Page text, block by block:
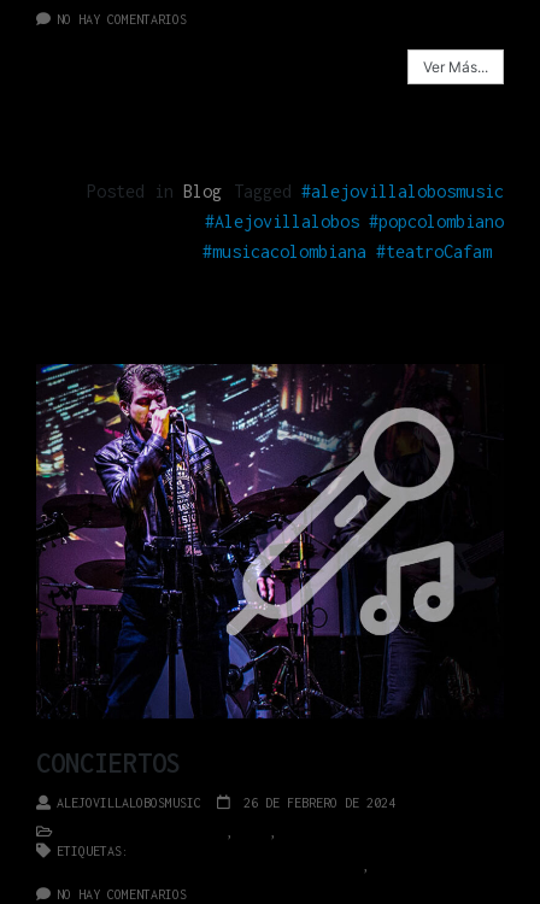
NO HAY COMENTARIOS
Ver Más...
Posted in Blog Tagged #alejovillalobosmusic
#Alejovillalobos #popcolombiano
#musicacolombiana #teatroCafam
CONCIERTOS
ALEJOVILLALOBOSMUSIC
26 DE FEBRERO DE 2024
ETIQUETAS:
NO HAY COMENTARIOS